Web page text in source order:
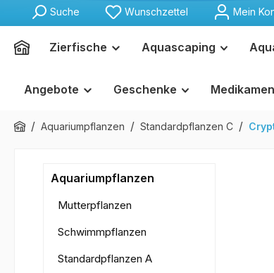
Suche Wunschzettel Mein
Zierfische Aquascaping
Angebote Geschenke
/ Aquariumpflanzen / Standardpflanzen C /
Aquariumpflanzen
Mutterpflanzen
Schwimmpflanzen
Standardpflanzen A